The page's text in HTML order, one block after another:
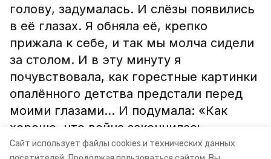
Сайт использует файлы cookies и технических данных
голову, задумалась. И слёзы появились
в её глазах. Я обняла её, крепко
прижала к себе, и так мы молча сидели
за столом. И в эту минуту я
почувствовала, как горестные картинки
опалённого детства предстали перед
моими глазами… И подумала: «Как
хорошо, что война закончилась
победой. И моё детство – мирное